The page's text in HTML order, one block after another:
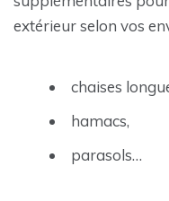
extérieur selon vos
chaises
hamacs,
parasols…